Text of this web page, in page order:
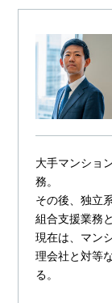
大手マンショ
務。
その後、独立
組合支援業務
現在は、マン
理会社と対等
る。